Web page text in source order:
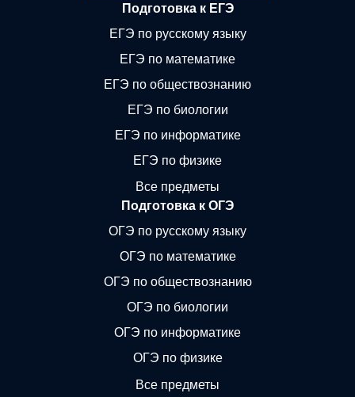
Подготовка к ЕГЭ
ЕГЭ по русскому языку
ЕГЭ по математике
ЕГЭ по обществознанию
ЕГЭ по биологии
ЕГЭ по информатике
ЕГЭ по физике
Все предметы
Подготовка к ОГЭ
ОГЭ по русскому языку
ОГЭ по математике
ОГЭ по обществознанию
ОГЭ по биологии
ОГЭ по информатике
ОГЭ по физике
Все предметы